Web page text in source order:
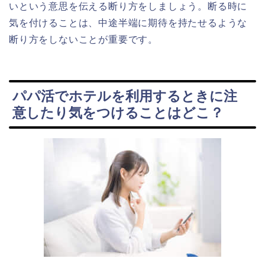
いという意思を伝える断り方をしましょう。断る時に
気を付けることは、中途半端に期待を持たせるような
断り方をしないことが重要です。
パパ活でホテルを利用するときに注
意したり気をつけることはどこ？